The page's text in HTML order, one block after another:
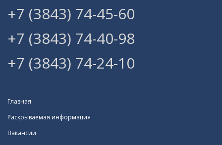
+7 (3843) 74-45-60
+7 (3843) 74-40-98
+7 (3843) 74-24-10
Главная
Раскрываемая информация
Вакансии